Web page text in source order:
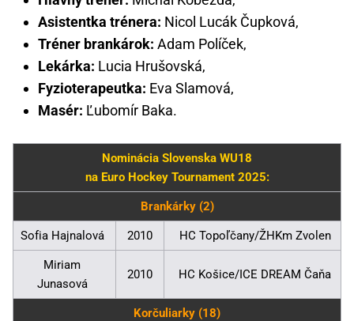
Asistentka trénera: Nicol Lucák Čupková,
Tréner brankárok: Adam Políček,
Lekárka: Lucia Hrušovská,
Fyzioterapeutka: Eva Slamová,
Masér: Ľubomír Baka.
Nominácia Slovenska WU18
na Euro Hockey Tournament 2025:
Brankárky (2)
Sofia Hajnalová 2010 HC Topoľčany/ŽHKm Zvolen
Miriam
Junasová
2010 HC Košice/ICE DREAM Čaňa
Korčuliarky (18)